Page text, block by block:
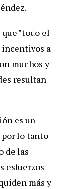
"todo el
incentivos a
muchos y
resultan
es un
por lo tanto
de las
esfuerzos
más y